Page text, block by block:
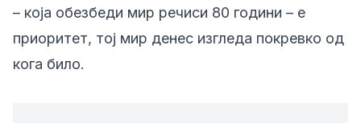
– која обезбеди мир речиси 80 години – е
приоритет, тој мир денес изгледа покревко од
кога било.